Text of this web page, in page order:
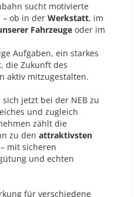
sucht motivierte
– ob in der Werkstatt, im
Fahrzeuge oder im
Aufgaben, ein starkes
die Zukunft des
aktiv mitzugestalten.
jetzt bei der NEB zu
und zugleich
zählt die
zu den attraktivsten
– mit sicheren
und echten
für verschiedene